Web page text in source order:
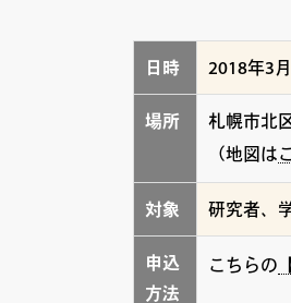
日時 2018年3
場所
札幌市北
（地図は
対象 研究者、
申込
方法
こちらの